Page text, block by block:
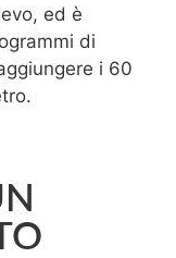
ed è
di
i 60